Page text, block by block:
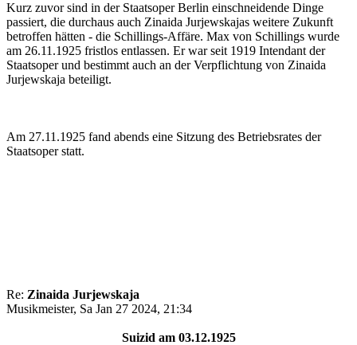
Kurz zuvor sind in der Staatsoper Berlin einschneidende Dinge
passiert, die durchaus auch Zinaida Jurjewskajas weitere Zukunft
betroffen hätten - die Schillings-Affäre. Max von Schillings wurde
am 26.11.1925 fristlos entlassen. Er war seit 1919 Intendant der
Staatsoper und bestimmt auch an der Verpflichtung von Zinaida
Jurjewskaja beteiligt.
Am 27.11.1925 fand abends eine Sitzung des Betriebsrates der
Staatsoper statt.
Re: Zinaida Jurjewskaja
Musikmeister, Sa Jan 27 2024, 21:34
Suizid am 03.12.1925